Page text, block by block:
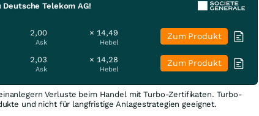
Telekom AG!
2,00
Ask
× 14,49
Hebel
Zum Produkt
2,03
Ask
× 14,28
Hebel
Zum Produkt
Verluste beim Handel mit Turbo-Zertifikaten. Turbo-
und nicht für langfristige Anlagestrategien geeignet.